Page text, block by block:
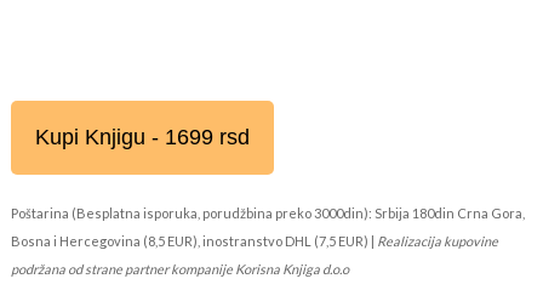
Kupi Knjigu - 1699 rsd
Poštarina (Besplatna isporuka, porudžbina preko 3000din): Srbija 180din Crna Gora,
Bosna i Hercegovina (8,5 EUR), inostranstvo DHL (7,5 EUR) | Realizacija kupovine
podržana od strane partner kompanije Korisna Knjiga d.o.o